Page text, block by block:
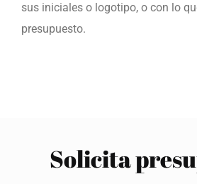
sus iniciales o logotipo, o con lo
presupuesto.
Solicita